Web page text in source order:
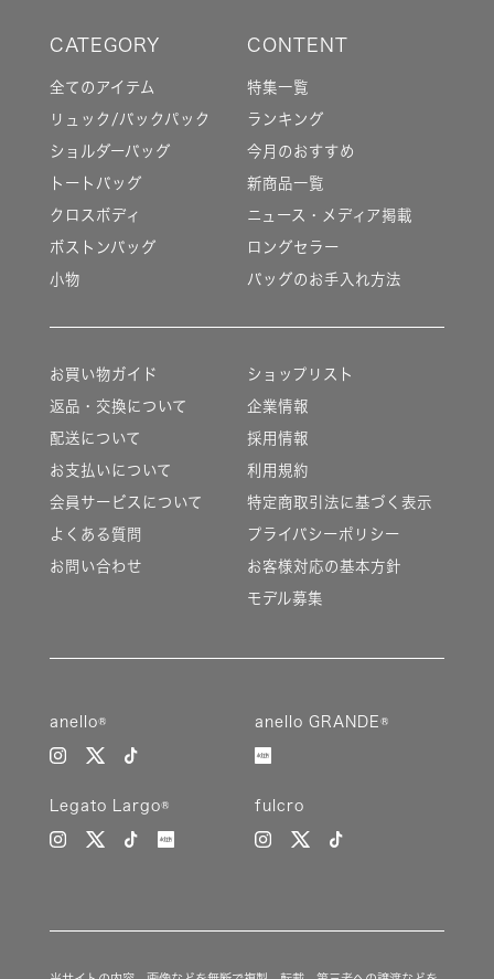
全てのアイテム
リュック/バックパック
ショルダーバッグ
トートバッグ
クロスボディ
ボストンバッグ
小物
特集一覧
ランキング
今月のおすすめ
新商品一覧
ニュース・メディア掲載
ロングセラー
バッグのお手入れ方法
お買い物ガイド
返品・交換について
配送について
お支払いについて
会員サービスについて
よくある質問
お問い合わせ
ショップリスト
企業情報
採用情報
利用規約
特定商取引法に基づく表示
プライバシーポリシー
お客様対応の基本方針
モデル募集
anello® anello GRANDE®
Legato Largo® fulcro